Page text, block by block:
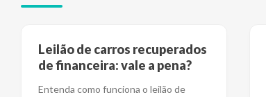
Leilão de carros recuperados
de financeira: vale a pena?
Entenda como funciona o leilão de